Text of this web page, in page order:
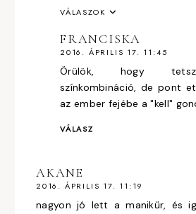
VÁLASZOK
FRANCISKA
2016. ÁPRILIS 17. 11:45
Örülök, hogy
színkombináció, de pont
az ember fejébe a "kell"
VÁLASZ
AKANE
2016. ÁPRILIS 17. 11:19
nagyon jó lett a manikűr, és